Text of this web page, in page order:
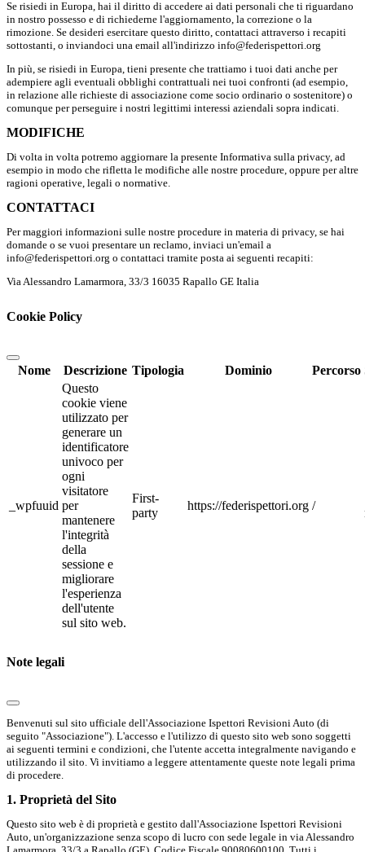
Se risiedi in Europa, hai il diritto di accedere ai dati personali che ti riguardano
in nostro possesso e di richiederne l'aggiornamento, la correzione o la
rimozione. Se desideri esercitare questo diritto, contattaci attraverso i recapiti
sottostanti, o inviandoci una email all'indirizzo info@federispettori.org
In più, se risiedi in Europa, tieni presente che trattiamo i tuoi dati anche per
adempiere agli eventuali obblighi contrattuali nei tuoi confronti (ad esempio,
in relazione alle richieste di associazione come socio ordinario o sostenitore) o
comunque per perseguire i nostri legittimi interessi aziendali sopra indicati.
MODIFICHE
Di volta in volta potremo aggiornare la presente Informativa sulla privacy, ad
esempio in modo che rifletta le modifiche alle nostre procedure, oppure per altre
ragioni operative, legali o normative.
CONTATTACI
Per maggiori informazioni sulle nostre procedure in materia di privacy, se hai
domande o se vuoi presentare un reclamo, inviaci un'email a
info@federispettori.org o contattaci tramite posta ai seguenti recapiti:
Via Alessandro Lamarmora, 33/3 16035 Rapallo GE Italia
Cookie Policy
Nome Descrizione Tipologia Dominio Percorso
_wpfuuid
Questo
cookie viene
utilizzato per
generare un
identificatore
univoco per
ogni
visitatore
per
mantenere
l'integrità
della
sessione e
migliorare
l'esperienza
dell'utente
sul sito web.
First-
party
https://federispettori.org /
Note legali
Benvenuti sul sito ufficiale dell'Associazione Ispettori Revisioni Auto (di
seguito "Associazione"). L'accesso e l'utilizzo di questo sito web sono soggetti
ai seguenti termini e condizioni, che l'utente accetta integralmente navigando e
utilizzando il sito. Vi invitiamo a leggere attentamente queste note legali prima
di procedere.
1. Proprietà del Sito
Questo sito web è di proprietà e gestito dall'Associazione Ispettori Revisioni
Auto, un'organizzazione senza scopo di lucro con sede legale in via Alessandro